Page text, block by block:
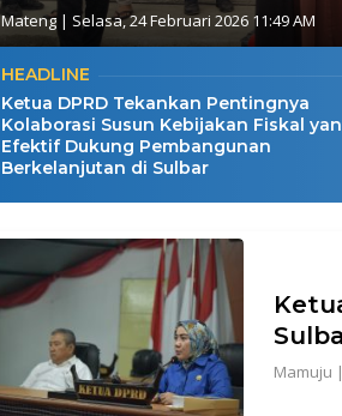
Mateng | Selasa, 24 Februari 2026 11:49 AM
HEADLINE
Ketua DPRD Tekankan Pentingnya
Kolaborasi Susun Kebijakan Fiskal
Efektif Dukung Pembangunan
Berkelanjutan di Sulbar
Mamuju |